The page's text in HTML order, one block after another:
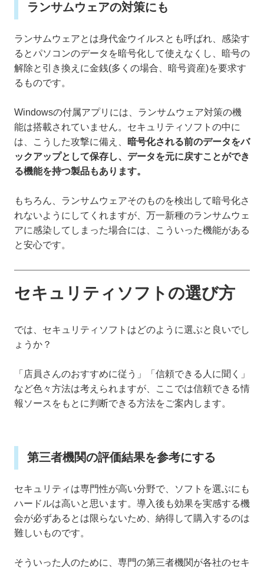
ランサムウェアの対策にも
ランサムウェアとは身代金ウイルスとも呼ばれ、感染す
るとパソコンのデータを暗号化して使えなくし、暗号の
解除と引き換えに金銭(多くの場合、暗号資産)を要求す
るものです。
Windowsの付属アプリには、ランサムウェア対策の機
能は搭載されていません。セキュリティソフトの中に
は、こうした攻撃に備え、
暗号化される前のデータをバ
ックアップとして保存し、データを元に戻すことができ
る機能を持つ製品もあります。
もちろん、ランサムウェアそのものを検出して暗号化さ
れないようにしてくれますが、万一新種のランサムウェ
アに感染してしまった場合には、こういった機能がある
と安心です。
セキュリティソフトの選び方
では、セキュリティソフトはどのように選ぶと良いでし
ょうか？
「店員さんのおすすめに従う」「信頼できる人に聞く」
など色々方法は考えられますが、ここでは信頼できる情
報ソースをもとに判断できる方法をご案内します。
第三者機関の評価結果を参考にする
セキュリティは専門性が高い分野で、ソフトを選ぶにも
ハードルは高いと思います。導入後も効果を実感する機
会が必ずあるとは限らないため、納得して購入するのは
難しいものです。
そういった人のために、専門の第三者機関が各社のセキ